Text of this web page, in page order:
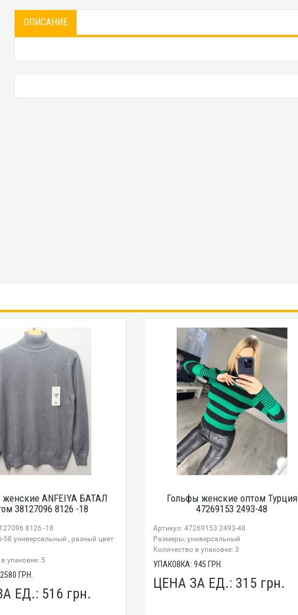
ОПИСАНИЕ
ANFEIYA БАТАЛ
38127096 8126 -18
8126 -18
58 универсальный , разный цвет
упаковке: 5
2580 ГРН.
ЕД.: 516 грн.
Гольфы женские оптом Турция
47269153 2493-48
Артикул: 47269153 2493-48
Размеры: универсальный
Количество в упаковке: 3
УПАКОВКА: 945 ГРН.
ЦЕНА ЗА ЕД.: 315 грн.